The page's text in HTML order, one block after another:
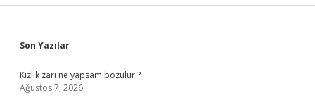
Sidebar
Son Yazılar
Kızlık zarı ne yapsam bozulur ?
Ağustos 7, 2026